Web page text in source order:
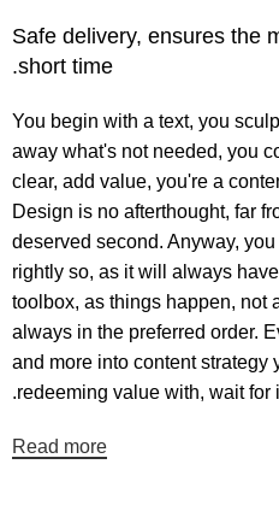
Safe delivery, ensures the
short time.
You begin with a text, you
away what's not needed, you
clear, add value, you're a
Design is no afterthought, far
deserved second. Anyway,
rightly so, as it will always
toolbox, as things happen, not
always in the preferred order.
and more into content strategy
redeeming value with, wait for
Read more